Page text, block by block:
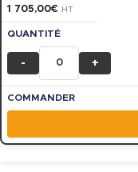
1 705,00€ HT
- +